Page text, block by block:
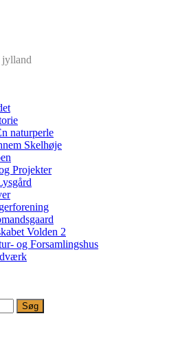
jylland
naturperle
Skelhøje
Projekter
Volden 2
og Forsamlingshus